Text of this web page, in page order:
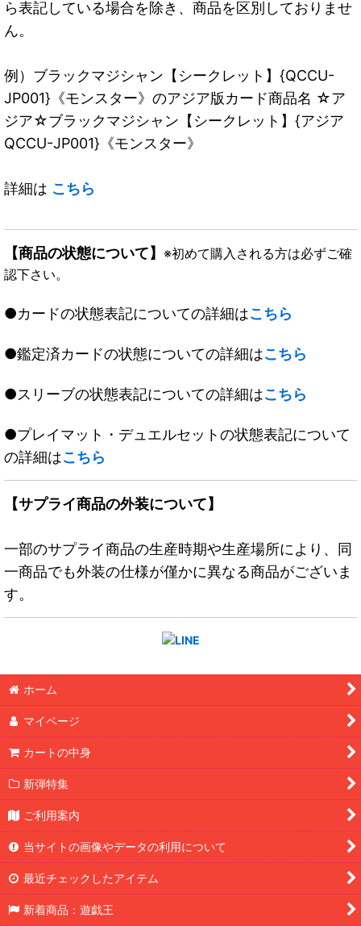
ら表記している場合を除き、商品を区別しておりませ
ん。
例）ブラックマジシャン【シークレット】{QCCU-
JP001}《モンスター》のアジア版カード商品名 ☆ア
ジア☆ブラックマジシャン【シークレット】{アジア
QCCU-JP001}《モンスター》
詳細は こちら
【商品の状態について】 ※初めて購入される方は必ずご確
認下さい。
●カードの状態表記についての詳細はこちら
●鑑定済カードの状態についての詳細はこちら
●スリーブの状態表記についての詳細はこちら
●プレイマット・デュエルセットの状態表記について
の詳細はこちら
【サプライ商品の外装について】
一部のサプライ商品の生産時期や生産場所により、同
一商品でも外装の仕様が僅かに異なる商品がございま
す。
ホーム
マイページ
カートの中身
新弾特集
ご利用案内
当サイトの画像やデータの利用について
最近チェックしたアイテム
新着商品：遊戯王